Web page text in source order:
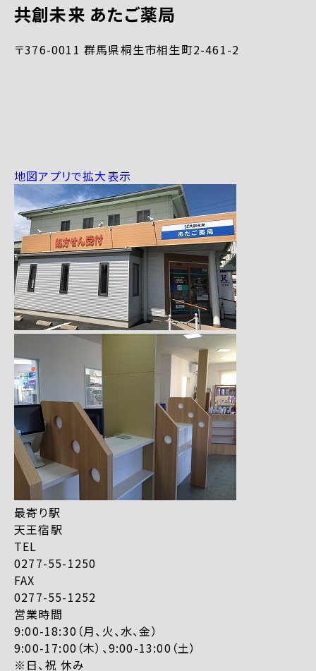
共創未来 あたご薬局
〒376-0011 群馬県桐生市相生町2-461-2
地図アプリで拡大表示
最寄り駅
天王宿駅
TEL
0277-55-1250
FAX
0277-55-1252
営業時間
9:00-18:30（月、火、水、金）
9:00-17:00（木）、9:00-13:00（土）
※日、祝 休み